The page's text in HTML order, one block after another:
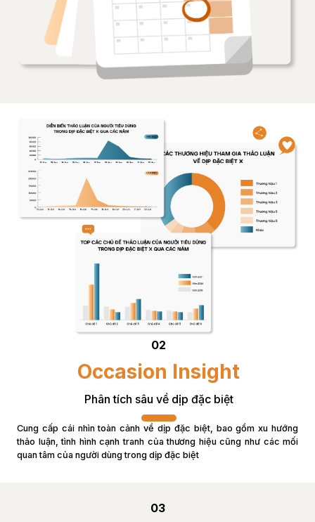
02
Occasion Insight
Phân tích sâu về dịp đặc biệt
Cung cấp cái nhìn toàn cảnh về dịp đặc biệt, bao gồm xu hướng
thảo luận, tình hình cạnh tranh của thương hiệu cũng như các mối
quan tâm của người dùng trong dịp đặc biệt
03